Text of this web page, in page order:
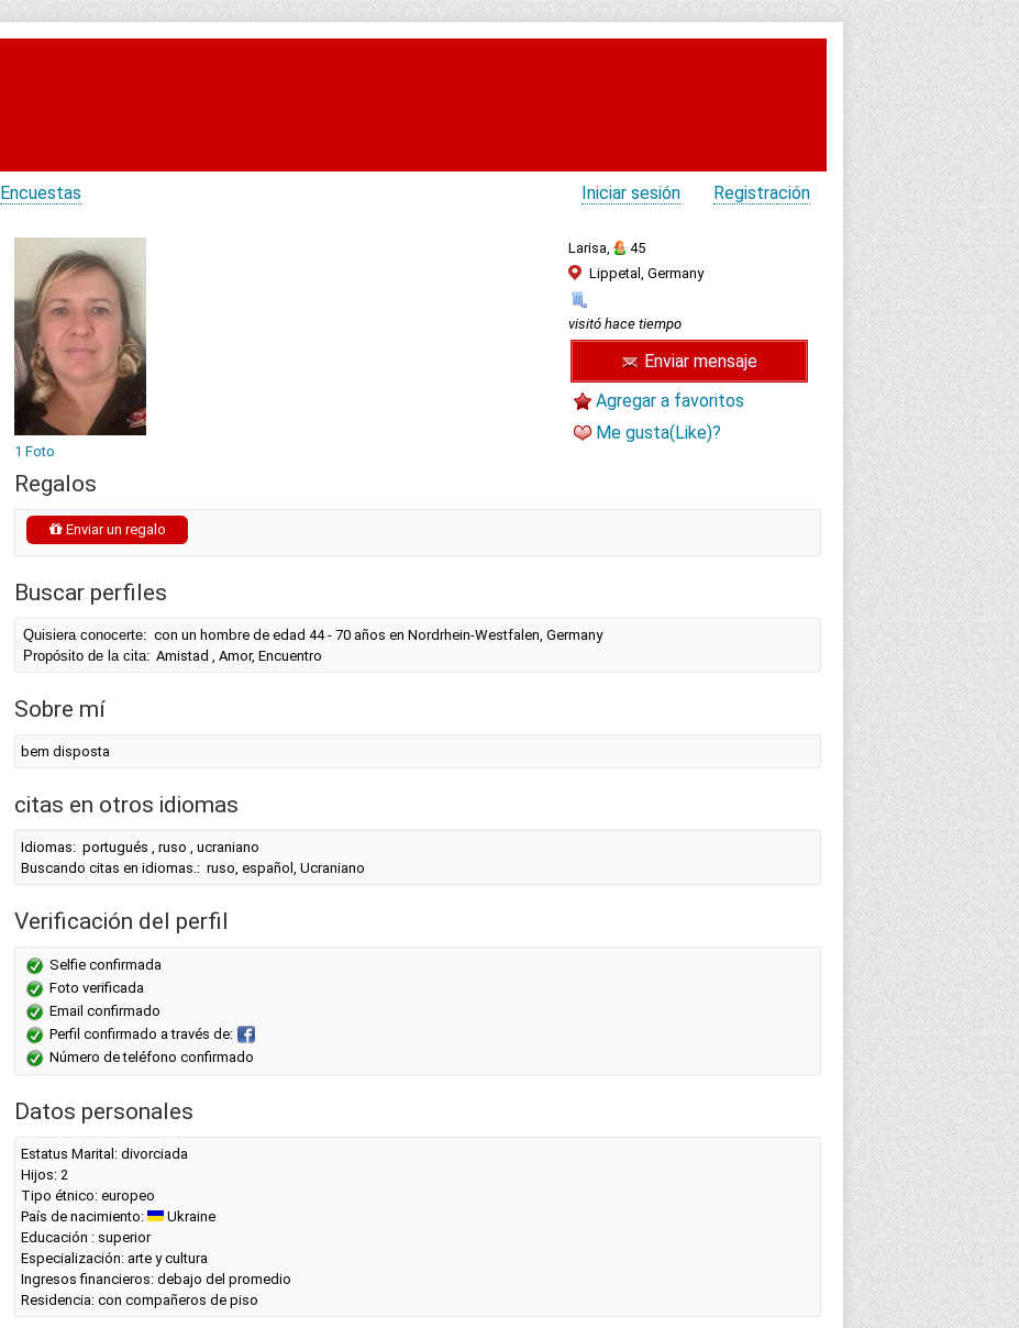
Encuestas Registración
Iniciar sesión
1 Foto
Larisa,
45
Lippetal, Germany
visitó hace tiempo
Enviar mensaje
Agregar a favoritos
Me gusta(Like)?
Regalos
Enviar un regalo
Buscar perfiles
Quisiera conocerte: con un hombre de edad 44 - 70 años en Nordrhein-Westfalen, Germany
Propósito de la cita: Amistad , Amor, Encuentro
Sobre mí
bem disposta
citas en otros idiomas
Idiomas: portugués , ruso , ucraniano
Buscando citas en idiomas.: ruso, español, Ucraniano
Verificación del perfil
Selfie confirmada
Foto verificada
Email confirmado
Perfil confirmado a través de:
Número de teléfono confirmado
Datos personales
Estatus Marital: divorciada
Hijos: 2
Tipo étnico: europeo
País de nacimiento:
Ukraine
Educación : superior
Especialización: arte y cultura
Ingresos financieros: debajo del promedio
Residencia: con compañeros de piso